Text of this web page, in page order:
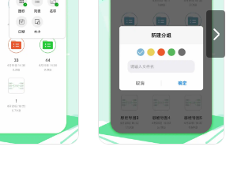
注，让你的思维导图独具个性。
切换导图样式。4、多格式导出：支持导出
便你根据需要分享或保存思维导图。
维细节的必备工具。赶快把它带回家，让
们从记录每一个细节开始。